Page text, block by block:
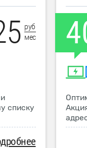
руб
мес
списку